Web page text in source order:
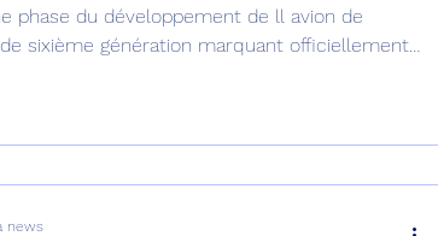
phase du développement de ll avion de
sixième génération marquant officiellement
news